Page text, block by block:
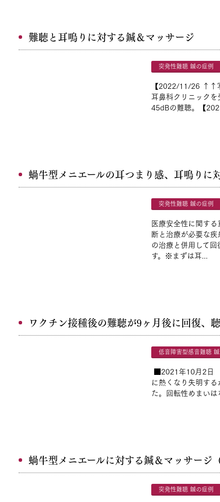
難聴と耳鳴りに対する鍼＆マッサージ
突発性難聴 鍼の症例
【2022/11/26 ↑↑
耳鼻科クリニック
45dBの難聴。【
蝸牛型メニエールの耳つまり感、耳鳴りに
突発性難聴 鍼の症例
医療安全性に関す
断と治療が必要な
の治療と併用して
す。※まずは耳...
ワクチン接種後の難聴が9ヶ月後に回復、
低音障害型感音難聴
■2021年10月2日
に熱くなり失明す
た。回転性めまい
蝸牛型メニエールに対する鍼＆マッサージ
突発性難聴 鍼の症例